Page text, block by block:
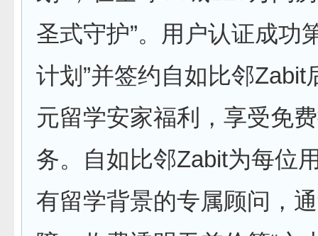
圣式守护”。用户认证成功
计划”并签约自如比邻Zabit
元留学安家福利，享受免
务。自如比邻Zabit为每位
有留学背景的专属顾问，